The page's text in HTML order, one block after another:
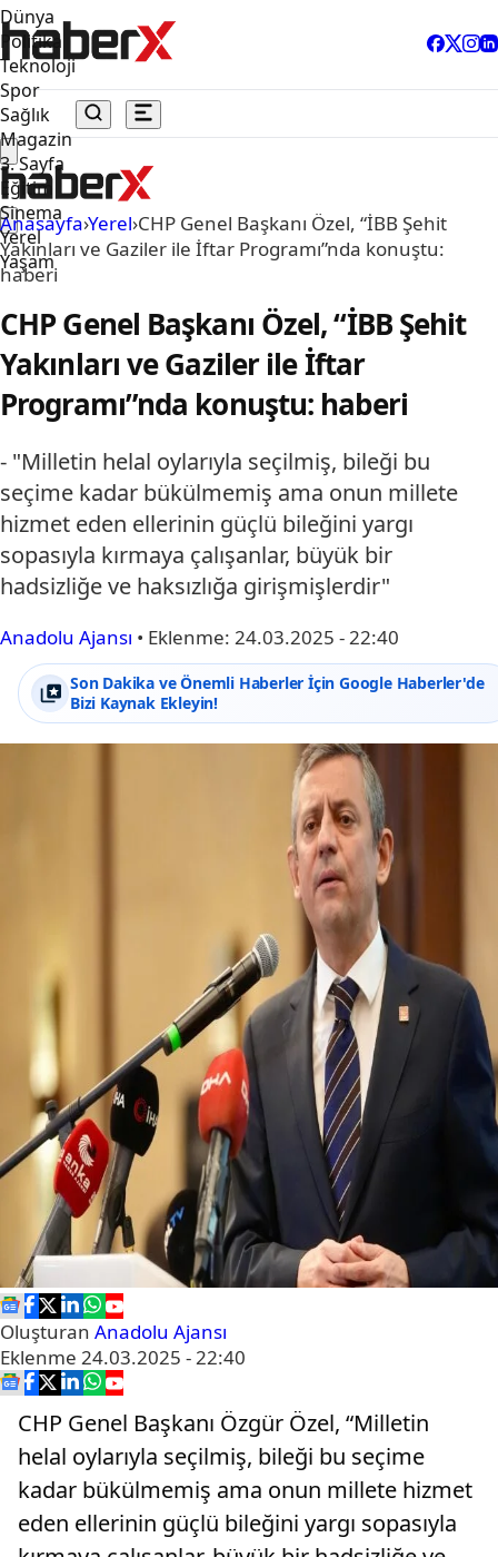
Dünya
Politika
Teknoloji
Spor
Sağlık
Magazin
3. Sayfa
Eğitim
Sinema
Yerel
Yaşam
Anasayfa›Yerel›CHP Genel Başkanı Özel, “İBB Şehit
Yakınları ve Gaziler ile İftar Programı”nda konuştu:
haberi
CHP Genel Başkanı Özel, “İBB Şehit
Yakınları ve Gaziler ile İftar
Programı”nda konuştu: haberi
- "Milletin helal oylarıyla seçilmiş, bileği bu
seçime kadar bükülmemiş ama onun millete
hizmet eden ellerinin güçlü bileğini yargı
sopasıyla kırmaya çalışanlar, büyük bir
hadsizliğe ve haksızlığa girişmişlerdir"
Anadolu Ajansı • Eklenme: 24.03.2025 - 22:40
Son Dakika ve Önemli Haberler İçin Google Haberler'de
Bizi Kaynak Ekleyin!
Oluşturan Anadolu Ajansı
Eklenme 24.03.2025 - 22:40
CHP Genel Başkanı Özgür Özel, “Milletin
helal oylarıyla seçilmiş, bileği bu seçime
kadar bükülmemiş ama onun millete hizmet
eden ellerinin güçlü bileğini yargı sopasıyla